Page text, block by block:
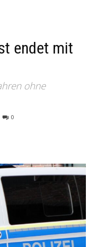
endet mit
ohne
0